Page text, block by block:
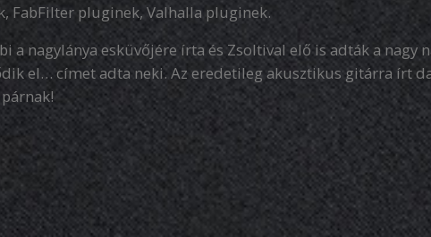
FabFilter pluginek, Valhalla pluginek.
a nagylánya esküvőjére írta és Zsoltival elő is adták a nagy
el… címet adta neki. Az eredetileg akusztikus gitárra írt